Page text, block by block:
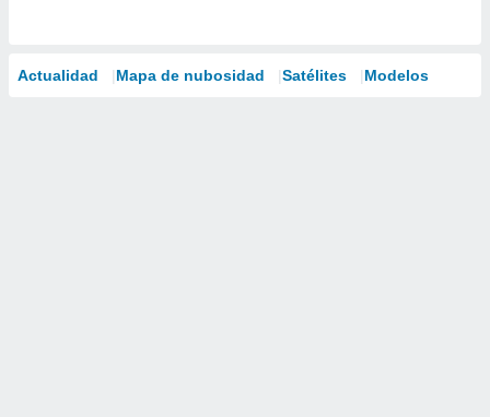
Actualidad Mapa de nubosidad Satélites Modelos